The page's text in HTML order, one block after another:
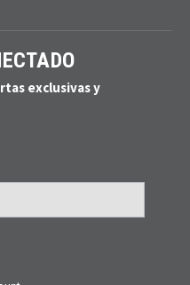
exclusivas y